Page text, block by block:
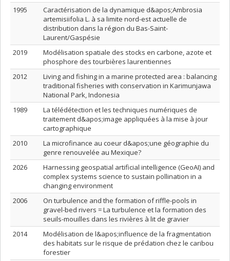
1995
Caractérisation de la dynamique d&apos;Ambrosia
artemisiifolia L. à sa limite nord-est actuelle de
distribution dans la région du Bas-Saint-
Laurent/Gaspésie
2019
Modélisation spatiale des stocks en carbone, azote et
phosphore des tourbières laurentiennes
2012
Living and fishing in a marine protected area : balancing
traditional fisheries with conservation in Karimunjawa
National Park, Indonesia
1989
La télédétection et les techniques numériques de
traitement d&apos;image appliquées à la mise à jour
cartographique
2010
La microfinance au coeur d&apos;une géographie du
genre renouvelée au Mexique?
2026
Harnessing geospatial artificial intelligence (GeoAI) and
complex systems science to sustain pollination in a
changing environment
2006
On turbulence and the formation of riffle-pools in
gravel-bed rivers = La turbulence et la formation des
seuils-mouilles dans les rivières à lit de gravier
2014
Modélisation de l&apos;influence de la fragmentation
des habitats sur le risque de prédation chez le caribou
forestier